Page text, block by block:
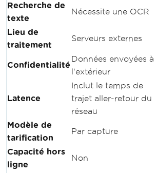
Recherche de
texte
Nécessite une OCR
Lieu de
traitement
Serveurs externes
Confidentialité
Données envoyées à
l'extérieur
Latence
Inclut le temps de
trajet aller-retour du
réseau
Modèle de
tarification
Par capture
Capacité hors
ligne
Non